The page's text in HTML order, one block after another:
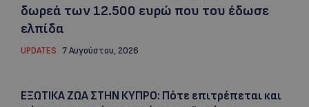
δωρεά των 12.500 ευρώ που του έδωσε
ελπίδα
UPDATES 7 Αυγούστου, 2026
ΕΞΩΤΙΚΑ ΖΩΑ ΣΤΗΝ ΚΥΠΡΟ: Πότε επιτρέπεται και